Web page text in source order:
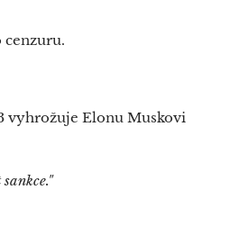
vyhrožuje Elonu Muskovi